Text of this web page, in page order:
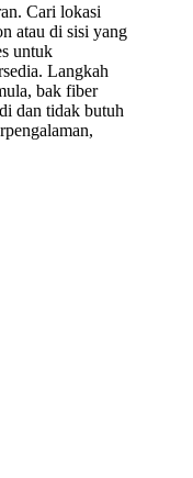
Cari lokasi
atau di sisi yang
untuk
Langkah
bak fiber
dan tidak butuh